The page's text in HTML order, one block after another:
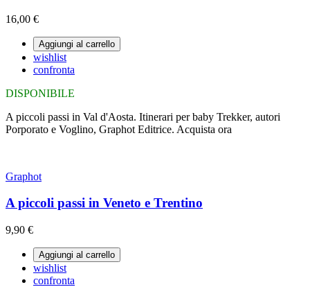
16,00 €
Aggiungi al carrello
wishlist
confronta
DISPONIBILE
A piccoli passi in Val d'Aosta. Itinerari per baby Trekker, autori
Porporato e Voglino, Graphot Editrice. Acquista ora
Graphot
A piccoli passi in Veneto e Trentino
9,90 €
Aggiungi al carrello
wishlist
confronta